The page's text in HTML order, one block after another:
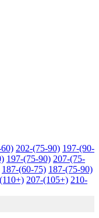
202-(75-90) 197-(90-
197-(75-90) 207-(75-
187-(60-75) 187-(75-90)
207-(105+) 210-